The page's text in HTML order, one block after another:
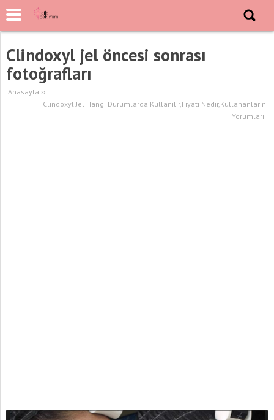
Clindoxyl jel öncesi sonrası
fotoğrafları
Anasayfa ››
Clindoxyl Jel Hangi Durumlarda Kullanılır,Fiyatı Nedir,Kullananların
Yorumları